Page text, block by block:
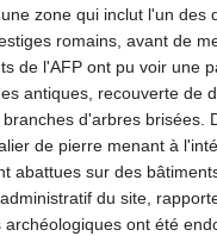
zone qui inclut l'un des
romains, avant de
de l'AFP ont pu voir une
antiques, recouverte de
d'arbres brisées.
de pierre menant à
abattues sur des
du site,
archéologiques ont été